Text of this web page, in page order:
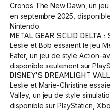
Cronos The New Dawn, un
en septembre 2025,
Nintendo.
METAL GEAR SOLID DELTA :
Leslie et Bob essaient le jeu
Eater, un jeu de style Action-
disponible seulement sur
DISNEY'S DREAMLIGHT
Leslie et Marie-Christine
Valley, un jeu de style
disponible sur PlayStation,